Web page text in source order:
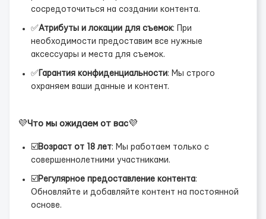
сосредоточиться на создании контента.
✅Атрибуты и локации для съемок: При
необходимости предоставим все нужные
аксессуары и места для съемок.
✅ Гарантия конфиденциальности: Мы строго
охраняем ваши данные и контент.
💜Что мы ожидаем от вас💜
☑️ Возраст от 18 лет: Мы работаем только с
совершеннолетними участниками.
☑️ Регулярное предоставление контента:
Обновляйте и добавляйте контент на постоянной
основе.